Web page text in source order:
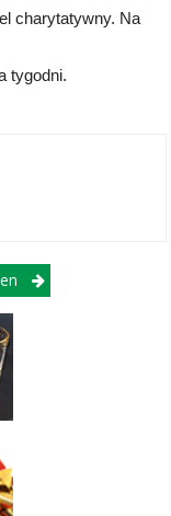
charytatywny. Na
tygodni.